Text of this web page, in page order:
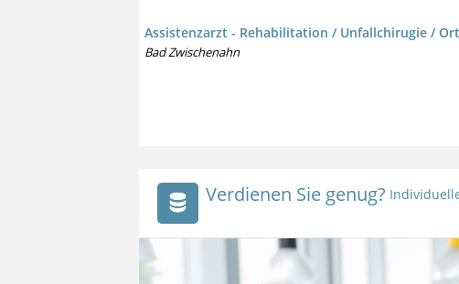
Assistenzarzt - Rehabilitation / Unfallchirugie /
Bad Zwischenahn
Verdienen Sie genug?